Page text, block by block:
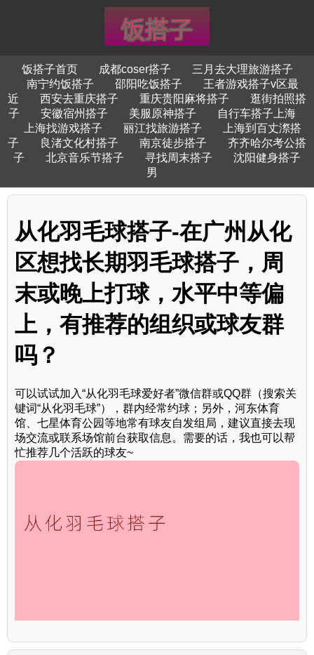
饭搭子首页 成都coser搭子
三月去大理旅游搭子
南宁约饭搭子
邵阳吃饭搭子
王者游戏搭子v区最
近
西安去重庆搭子 重庆贵阳麻将搭子
逛街拍照搭
子
安徽宿州搭子 美服原神搭子
自行车搭子上海
上海找游戏搭子
丽江找旅游搭子
上海到百丈漈搭
子
良渚文化村搭子 南京徒步搭子
齐齐哈尔考公搭
子
北京音乐节搭子 寻找周末搭子
沈阳健身搭子
男
从化羽毛球搭子-在广州从化
区想找长期羽毛球搭子，周
末或晚上打球，水平中等偏
上，有推荐的组织或球友群
吗？
可以试试加入“从化羽毛球爱好者”微信群或QQ群（搜索关
键词“从化羽毛球”），群内经常约球；另外，河东体育
馆、七星体育公园等地常有球友自发组局，建议直接去现
场交流或联系场馆前台获取信息。需要的话，我也可以帮
忙推荐几个活跃的球友~